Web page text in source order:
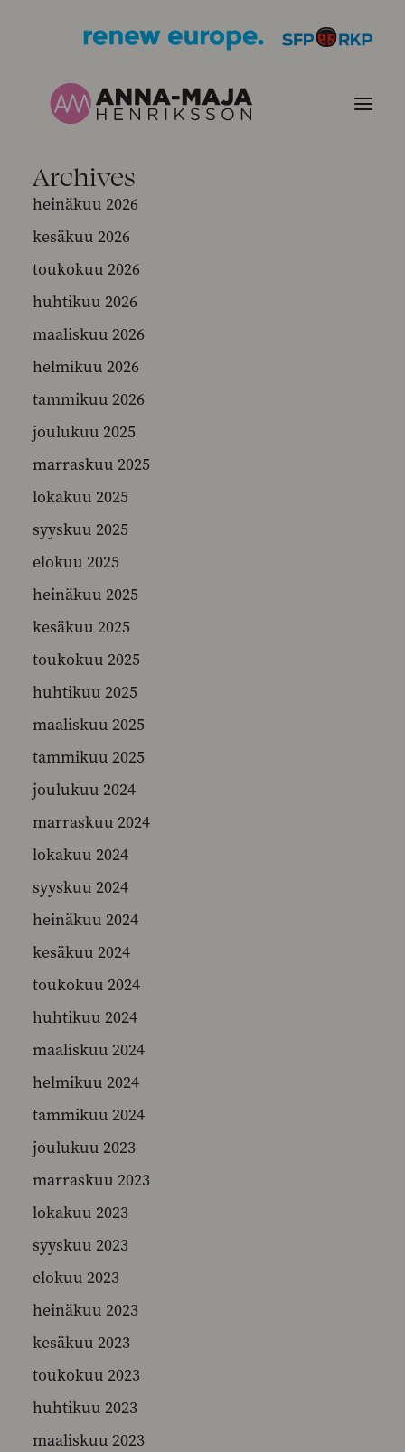
JULKAISUT
POLITIIKKANI
HENKILÖKUVA
YHTEYSTIEDOT
KUVIA
SEARCH
Archives
heinäkuu 2026
kesäkuu 2026
toukokuu 2026
huhtikuu 2026
maaliskuu 2026
helmikuu 2026
tammikuu 2026
joulukuu 2025
marraskuu 2025
lokakuu 2025
syyskuu 2025
elokuu 2025
heinäkuu 2025
kesäkuu 2025
toukokuu 2025
huhtikuu 2025
maaliskuu 2025
tammikuu 2025
joulukuu 2024
marraskuu 2024
lokakuu 2024
syyskuu 2024
heinäkuu 2024
kesäkuu 2024
toukokuu 2024
huhtikuu 2024
maaliskuu 2024
helmikuu 2024
tammikuu 2024
joulukuu 2023
marraskuu 2023
lokakuu 2023
syyskuu 2023
elokuu 2023
heinäkuu 2023
kesäkuu 2023
toukokuu 2023
huhtikuu 2023
maaliskuu 2023